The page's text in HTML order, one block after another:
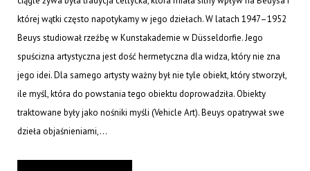
której wątki często napotykamy w jego dziełach. W latach 1947–1952
Beuys studiował rzeźbę w Kunstakademie w Düsseldorfie. Jego
spuścizna artystyczna jest dość hermetyczna dla widza, który nie zna
jego idei. Dla samego artysty ważny był nie tyle obiekt, który stworzył,
ile myśl, która do powstania tego obiektu doprowadziła. Obiekty
traktowane były jako nośniki myśli (Vehicle Art). Beuys opatrywał swe
dzieła objaśnieniami,...